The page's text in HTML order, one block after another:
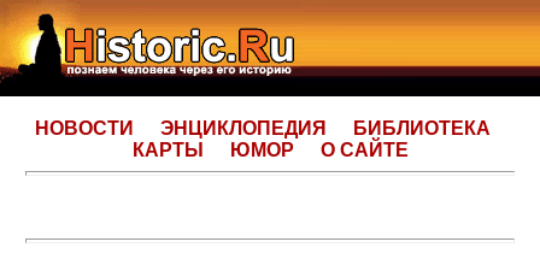
НОВОСТИ ЭНЦИКЛОПЕДИЯ
БИБЛИОТЕКА
КАРТЫ
ЮМОР О САЙТЕ